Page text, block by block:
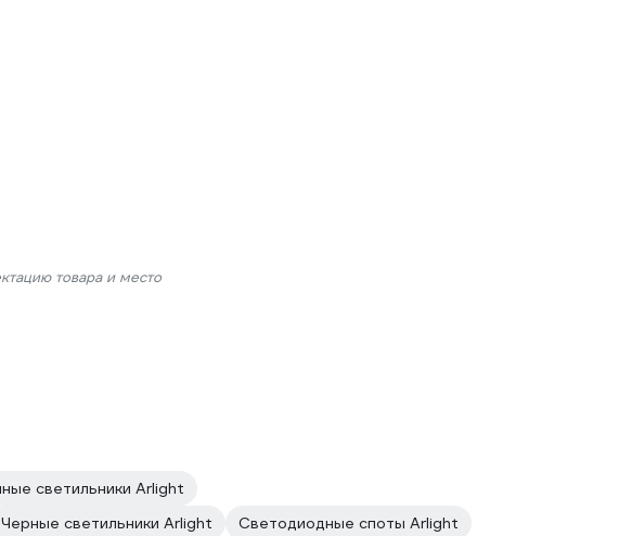
товара и место
светильники Arlight
Черные светильники Arlight
Светодиодные споты Arlight